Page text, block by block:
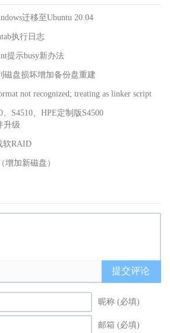
迁移至Ubuntu 20.04
执行日志
提示busy新办法
磁盘损坏增加备份盘重建
not recognized; treating as linker script
S4510、HPE定制版S4500
升级
软RAID
增加新磁盘）
提交评论
昵称 (必填)
邮箱 (必填)